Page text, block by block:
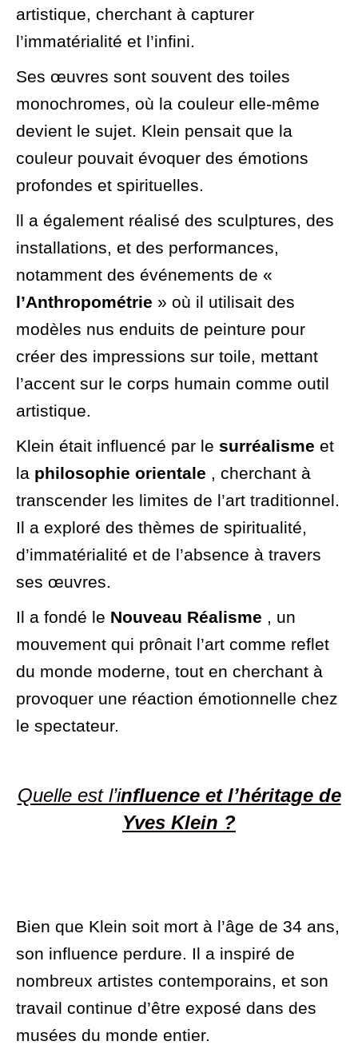
artistique, cherchant à capturer
l’immatérialité et l’infini.
Ses œuvres sont souvent des toiles
monochromes, où la couleur elle-même
devient le sujet. Klein pensait que la
couleur pouvait évoquer des émotions
profondes et spirituelles.
ll a également réalisé des sculptures, des
installations, et des performances,
notamment des événements de «
l’Anthropométrie » où il utilisait des
modèles nus enduits de peinture pour
créer des impressions sur toile, mettant
l’accent sur le corps humain comme outil
artistique.
Klein était influencé par le surréalisme et
la philosophie orientale , cherchant à
transcender les limites de l’art traditionnel.
Il a exploré des thèmes de spiritualité,
d’immatérialité et de l’absence à travers
ses œuvres.
Il a fondé le Nouveau Réalisme , un
mouvement qui prônait l’art comme reflet
du monde moderne, tout en cherchant à
provoquer une réaction émotionnelle chez
le spectateur.
Quelle est l’influence et l’héritage de
Yves Klein ?
Bien que Klein soit mort à l’âge de 34 ans,
son influence perdure. Il a inspiré de
nombreux artistes contemporains, et son
travail continue d’être exposé dans des
musées du monde entier.